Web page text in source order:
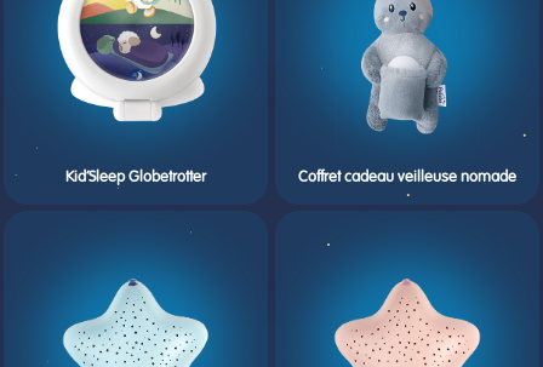
Kid’Sleep Globetrotter Coffret cadeau veilleuse nomade